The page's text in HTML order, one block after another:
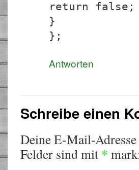
return false;
}
};
Antworten
Schreibe einen
Deine E-Mail-
Felder sind mit *